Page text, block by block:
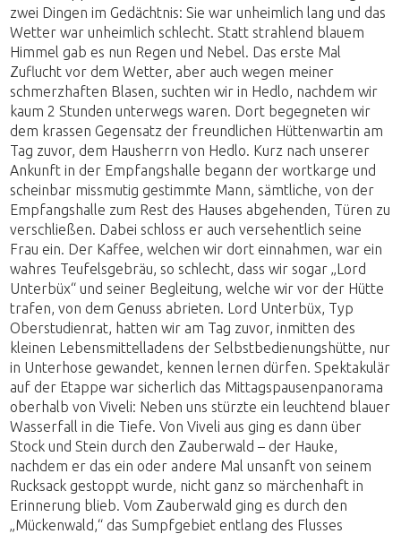
zwei Dingen im Gedächtnis: Sie war unheimlich lang und das
Wetter war unheimlich schlecht. Statt strahlend blauem
Himmel gab es nun Regen und Nebel. Das erste Mal
Zuflucht vor dem Wetter, aber auch wegen meiner
schmerzhaften Blasen, suchten wir in Hedlo, nachdem wir
kaum 2 Stunden unterwegs waren. Dort begegneten wir
dem krassen Gegensatz der freundlichen Hüttenwartin am
Tag zuvor, dem Hausherrn von Hedlo. Kurz nach unserer
Ankunft in der Empfangshalle begann der wortkarge und
scheinbar missmutig gestimmte Mann, sämtliche, von der
Empfangshalle zum Rest des Hauses abgehenden, Türen zu
verschließen. Dabei schloss er auch versehentlich seine
Frau ein. Der Kaffee, welchen wir dort einnahmen, war ein
wahres Teufelsgebräu, so schlecht, dass wir sogar „Lord
Unterbüx“ und seiner Begleitung, welche wir vor der Hütte
trafen, von dem Genuss abrieten. Lord Unterbüx, Typ
Oberstudienrat, hatten wir am Tag zuvor, inmitten des
kleinen Lebensmittelladens der Selbstbedienungshütte, nur
in Unterhose gewandet, kennen lernen dürfen. Spektakulär
auf der Etappe war sicherlich das Mittagspausenpanorama
oberhalb von Viveli: Neben uns stürzte ein leuchtend blauer
Wasserfall in die Tiefe. Von Viveli aus ging es dann über
Stock und Stein durch den Zauberwald – der Hauke,
nachdem er das ein oder andere Mal unsanft von seinem
Rucksack gestoppt wurde, nicht ganz so märchenhaft in
Erinnerung blieb. Vom Zauberwald ging es durch den
„Mückenwald,“ das Sumpfgebiet entlang des Flusses